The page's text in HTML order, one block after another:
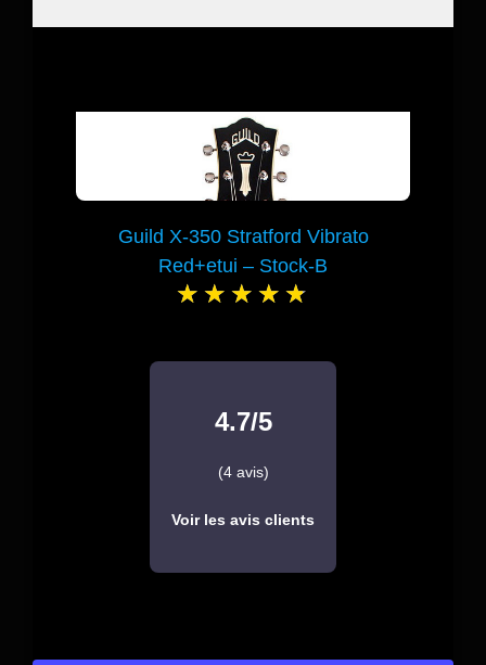
Guild X-350 Stratford Vibrato
Red+etui – Stock-B
4.7/5
(4 avis)
Voir les avis clients